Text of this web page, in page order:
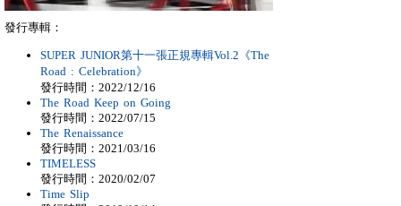
發行專輯：
SUPER JUNIOR第十一張正規專輯Vol.2《The
Road : Celebration》
發行時間：2022/12/16
The Road Keep on Going
發行時間：2022/07/15
The Renaissance
發行時間：2021/03/16
TIMELESS
發行時間：2020/02/07
Time Slip